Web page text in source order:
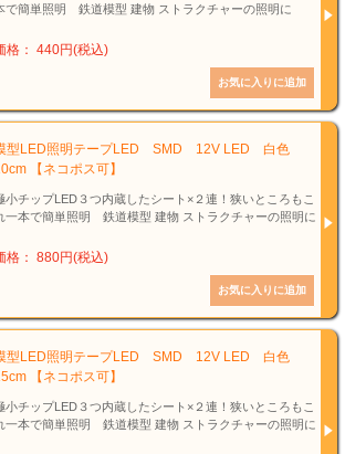
で簡単照明 鉄道模型 建物 ストラクチャーの照明に
格： 440円(税込)
型LED照明テープLED SMD 12V LED 白色
【ネコポス可】
小チップLED３つ内蔵したシート×２連！狭いところもこ
一本で簡単照明 鉄道模型 建物 ストラクチャーの照明に
格： 880円(税込)
型LED照明テープLED SMD 12V LED 白色
【ネコポス可】
小チップLED３つ内蔵したシート×２連！狭いところもこ
一本で簡単照明 鉄道模型 建物 ストラクチャーの照明に